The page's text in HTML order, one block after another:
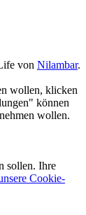
von Nilambar.
wollen, klicken
können
wollen.
sollen. Ihre
Cookie-